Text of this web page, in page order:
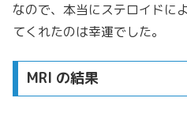
なので、本当にステロイドに
てくれたのは幸運でした。
MRI の結果